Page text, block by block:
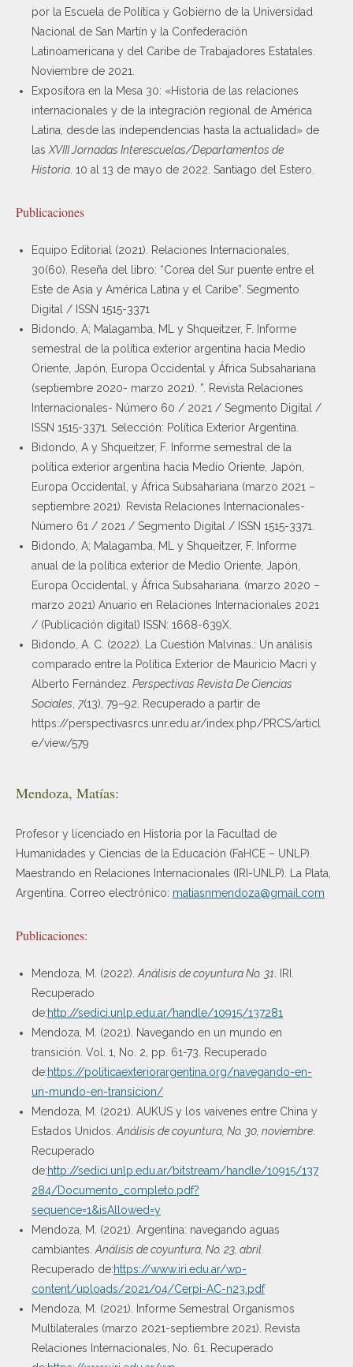
por la Escuela de Política y Gobierno de la Universidad
Nacional de San Martín y la Confederación
Latinoamericana y del Caribe de Trabajadores Estatales.
Noviembre de 2021.
Expositora en la Mesa 30: «Historia de las relaciones
internacionales y de la integración regional de América
Latina, desde las independencias hasta la actualidad» de
las XVIII Jornadas Interescuelas/Departamentos de
Historia . 10 al 13 de mayo de 2022. Santiago del Estero.
Publicaciones
Equipo Editorial (2021). Relaciones Internacionales,
30(60). Reseña del libro: “Corea del Sur puente entre el
Este de Asia y América Latina y el Caribe”. Segmento
Digital / ISSN 1515-3371
Bidondo, A; Malagamba, ML y Shqueitzer, F. Informe
semestral de la política exterior argentina hacia Medio
Oriente, Japón, Europa Occidental y África Subsahariana
(septiembre 2020- marzo 2021). ”. Revista Relaciones
Internacionales- Número 60 / 2021 / Segmento Digital /
ISSN 1515-3371. Selección: Política Exterior Argentina.
Bidondo, A y Shqueitzer, F. Informe semestral de la
política exterior argentina hacia Medio Oriente, Japón,
Europa Occidental, y África Subsahariana (marzo 2021 –
septiembre 2021). Revista Relaciones Internacionales-
Número 61 / 2021 / Segmento Digital / ISSN 1515-3371.
Bidondo, A; Malagamba, ML y Shqueitzer, F. Informe
anual de la política exterior de Medio Oriente, Japón,
Europa Occidental, y África Subsahariana. (marzo 2020 –
marzo 2021) Anuario en Relaciones Internacionales 2021
/ (Publicación digital) ISSN: 1668-639X.
Bidondo, A. C. (2022). La Cuestión Malvinas.: Un análisis
comparado entre la Política Exterior de Mauricio Macri y
Alberto Fernández. Perspectivas Revista De Ciencias
Sociales 7(13), 79–92. Recuperado a partir de
https://perspectivasrcs.unr.edu.ar/index.php/PRCS/articl
e/view/579
Mendoza, Matías:
Profesor y licenciado en Historia por la Facultad de
Humanidades y Ciencias de la Educación (FaHCE – UNLP).
Maestrando en Relaciones Internacionales (IRI-UNLP). La Plata,
Argentina. Correo electrónico: matiasnmendoza@gmail.com
Publicaciones:
Mendoza, M. (2022). Análisis de coyuntura No. 31 . IRI.
Recuperado
de:http://sedici.unlp.edu.ar/handle/10915/137281
Mendoza, M. (2021). Navegando en un mundo en
transición. Vol. 1, No. 2, pp. 61-73. Recuperado
de:https://politicaexteriorargentina.org/navegando-en-
un-mundo-en-transicion/
Mendoza, M. (2021). AUKUS y los vaivenes entre China y
Estados Unidos. Análisis de coyuntura, No. 30, noviembre
Recuperado
de:http://sedici.unlp.edu.ar/bitstream/handle/10915/137
284/Documento_completo.pdf?
sequence=1&isAllowed=y
Mendoza, M. (2021). Argentina: navegando aguas
cambiantes. Análisis de coyuntura, No. 23, abril.
Recuperado de:https://www.iri.edu.ar/wp-
content/uploads/2021/04/Cerpi-AC-n23.pdf
Mendoza, M. (2021). Informe Semestral Organismos
Multilaterales (marzo 2021-septiembre 2021). Revista
Relaciones Internacionales, No. 61. Recuperado